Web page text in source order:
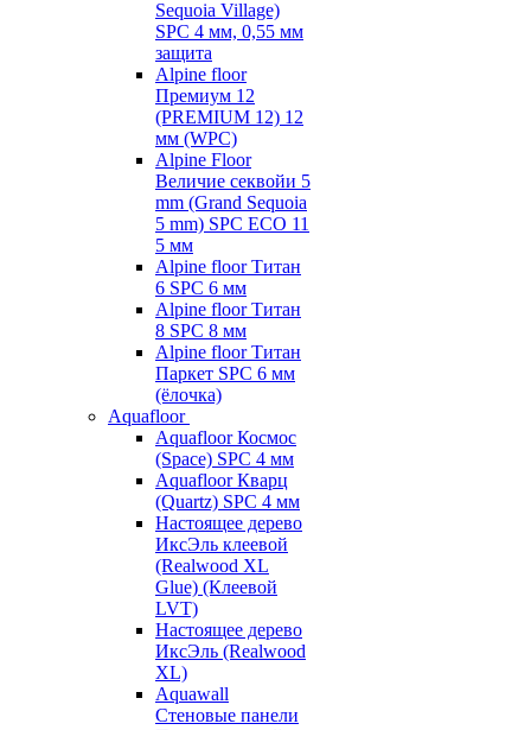
Sequoia Village)
SPC 4 мм, 0,55 мм
защита
Alpine floor
Премиум 12
(PREMIUM 12) 12
мм (WPC)
Alpine Floor
Величие секвойи 5
mm (Grand Sequoia
5 mm) SPC ECO 11
5 мм
Alpine floor Титан
6 SPC 6 мм
Alpine floor Титан
8 SPC 8 мм
Alpine floor Титан
Паркет SPC 6 мм
(ёлочка)
Aquafloor
Aquafloor Космос
(Space) SPC 4 мм
Aquafloor Кварц
(Quartz) SPC 4 мм
Настоящее дерево
ИксЭль клеевой
(Realwood XL
Glue) (Клеевой
LVT)
Настоящее дерево
ИксЭль (Realwood
XL)
Aquawall
Стеновые панели